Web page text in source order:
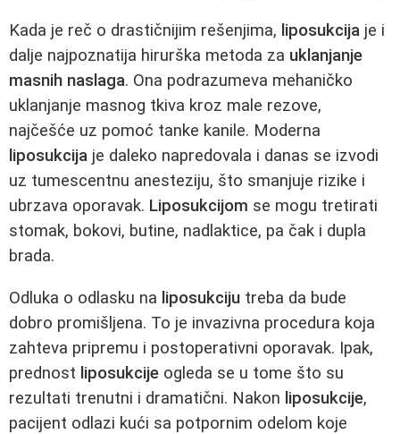
Kada je reč o drastičnijim rešenjima, liposukcija je i
dalje najpoznatija hirurška metoda za uklanjanje
masnih naslaga. Ona podrazumeva mehaničko
uklanjanje masnog tkiva kroz male rezove,
najčešće uz pomoć tanke kanile. Moderna
liposukcija je daleko napredovala i danas se izvodi
uz tumescentnu anesteziju, što smanjuje rizike i
ubrzava oporavak. Liposukcijom se mogu tretirati
stomak, bokovi, butine, nadlaktice, pa čak i dupla
brada.
Odluka o odlasku na liposukciju treba da bude
dobro promišljena. To je invazivna procedura koja
zahteva pripremu i postoperativni oporavak. Ipak,
prednost liposukcije ogleda se u tome što su
rezultati trenutni i dramatični. Nakon liposukcije,
pacijent odlazi kući sa potpornim odelom koje